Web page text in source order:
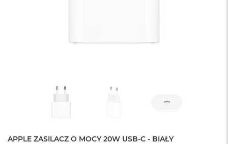
APPLE ZASILACZ O MOCY 20W USB-C - BIAŁY